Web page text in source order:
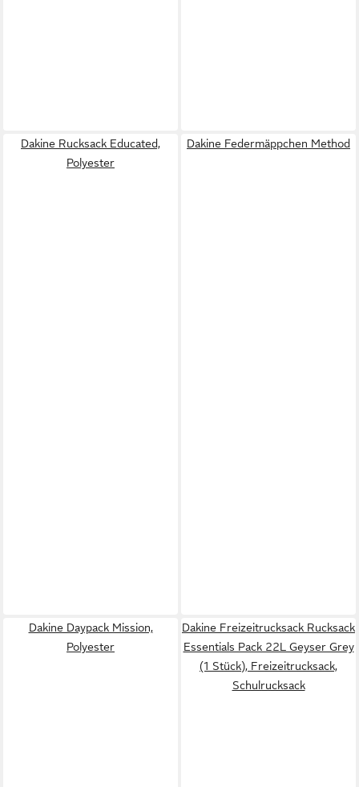
Dakine Rucksack Educated,
Polyester
Dakine Federmäppchen Method
Dakine Daypack Mission,
Polyester
Dakine Freizeitrucksack Rucksack
Essentials Pack 22L Geyser Grey
(1 Stück), Freizeitrucksack,
Schulrucksack